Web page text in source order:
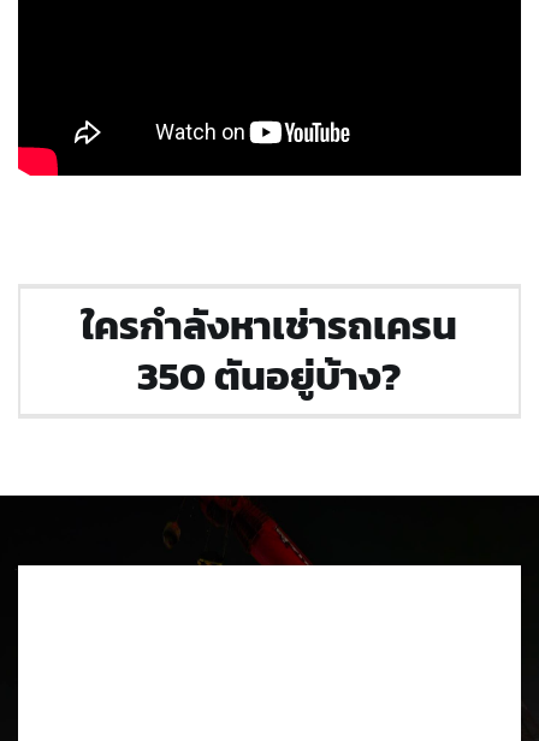
ใครกำลังหาเช่ารถเครน
350 ตันอยู่บ้าง?